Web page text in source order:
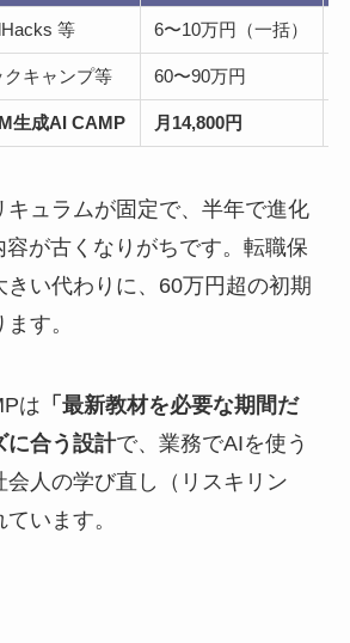
等 6〜10万円（一括）
クキャンプ等 60〜90万円
生成AI CAMP 月14,800円
キュラムが固定で、半年で進化
が古くなりがちです。転職保
い代わりに、60万円超の初期
す。
は 「最新教材を必要な期間だ
に合う設計で、業務でAIを使う
会人の学び直し（リスキリン
います。